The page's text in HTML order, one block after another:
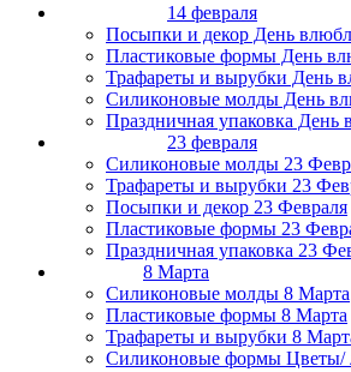
14 февраля
Посыпки и декор День
Пластиковые формы День
Трафареты и вырубки День
Силиконовые молды День
Праздничная упаковка День
23 февраля
Силиконовые молды 23
Трафареты и вырубки 23
Посыпки и декор 23 Февраля
Пластиковые формы 23
Праздничная упаковка 23
8 Марта
Силиконовые молды 8 Марта
Пластиковые формы 8 Марта
Трафареты и вырубки 8
Силиконовые формы Цветы/